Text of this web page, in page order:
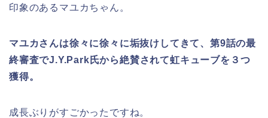
印象のあるマユカちゃん。
マユカさんは徐々に徐々に垢抜け してきて、第9話の最
終審査でJ.Y.Park氏から絶賛されて虹キューブを３つ
獲得。
成長ぶりがすごかったですね。